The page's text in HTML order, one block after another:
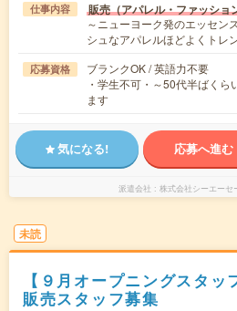
仕事内容 販売（アパレル・ファッショ
～ニューヨーク発のエッセン
シュなアパレルほどよくトレ
応募資格
ブランクOK / 英語力不要
・学生不可・～50代半ばく
ます
気になる! 応募へ進む
派遣会社 株式会社シーエーセ
未読
【９月オープニングスタッ
販売スタッフ募集